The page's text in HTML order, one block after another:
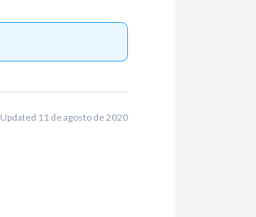
Updated 11 de agosto de 2020